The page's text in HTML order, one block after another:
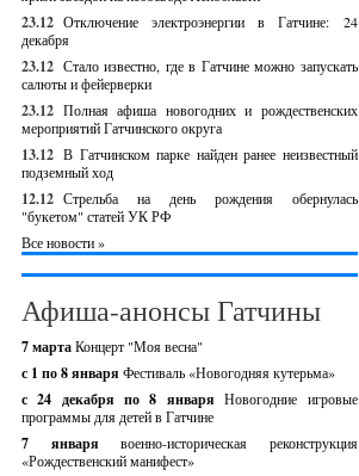
23.12 Отключение электроэнергии в Гатчине: 24
декабря
23.12 Стало известно, где в Гатчине можно запускать
салюты и фейерверки
23.12 Полная афиша новогодних и рождественских
мероприятий Гатчинского округа
13.12 В Гатчинском парке найден ранее неизвестный
подземный ход
12.12 Стрельба на день рождения обернулась
"букетом" статей УК РФ
Все новости »
Афиша-анонсы Гатчины
7 мартаКонцерт "Моя весна"
с 1 по 8 января Фестиваль «Новогодняя кутерьма»
с 24 декабря по 8 январяНовогодние игровые
программы для детей в Гатчине
7 январявоенно-историческая реконструкция
«Рождественский манифест»